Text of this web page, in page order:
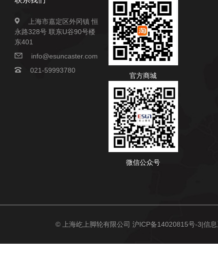
上海市嘉定区外冈镇 恒
永路328号 联东U谷90号楼
东401
info@esuncaster.com
021-59993780
官方商城
微信公众号
© 上海屹上脚轮有限公司 沪ICP备14020815号-3|信